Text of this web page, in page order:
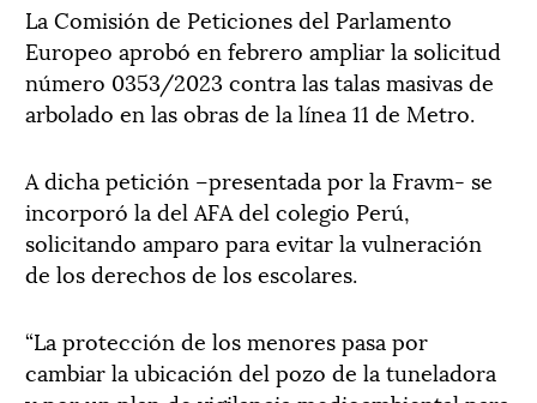
La Comisión de Peticiones del Parlamento
Europeo aprobó en febrero ampliar la solicitud
número 0353/2023 contra las talas masivas de
arbolado en las obras de la línea 11 de Metro.
A dicha petición –presentada por la Fravm- se
incorporó la del AFA del colegio Perú,
solicitando amparo para evitar la vulneración
de los derechos de los escolares.
“La protección de los menores pasa por
cambiar la ubicación del pozo de la tuneladora